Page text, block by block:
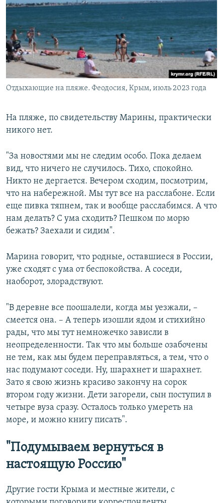
Отдыхающие на пляже. Феодосия, Крым, июль 2023 года
На пляже, по свидетельству Марины, практически
никого нет.
"За новостями мы не следим особо. Пока делаем
вид, что ничего не случилось. Тихо, спокойно.
Никто не дергается. Вечером сходим, посмотрим,
что на набережной. Мы тут все на расслабоне. Если
еще пивка тяпнем, так и вообще расслабимся. А что
нам делать? С ума сходить? Пешком по морю
бежать? Заехали и сидим".
Марина говорит, что родные, оставшиеся в России,
уже сходят с ума от беспокойства. А соседи,
наоборот, злорадствуют.
"В деревне все поошалели, когда мы уезжали, –
смеется она. – А теперь изошли ядом и стихийно
рады, что мы тут немножечко зависли в
неопределенности. Так что мы больше озабочены
не тем, как мы будем переправляться, а тем, что о
нас подумают соседи. Ну, шарахнет и шарахнет.
Зато я свою жизнь красиво закончу на сорок
втором году жизни. Дети загорели, сын поступил в
четыре вуза сразу. Осталось только умереть на
море, и можно книгу писать".
"Подумываем вернуться в
настоящую Россию"
Другие гости Крыма и местные жители, с